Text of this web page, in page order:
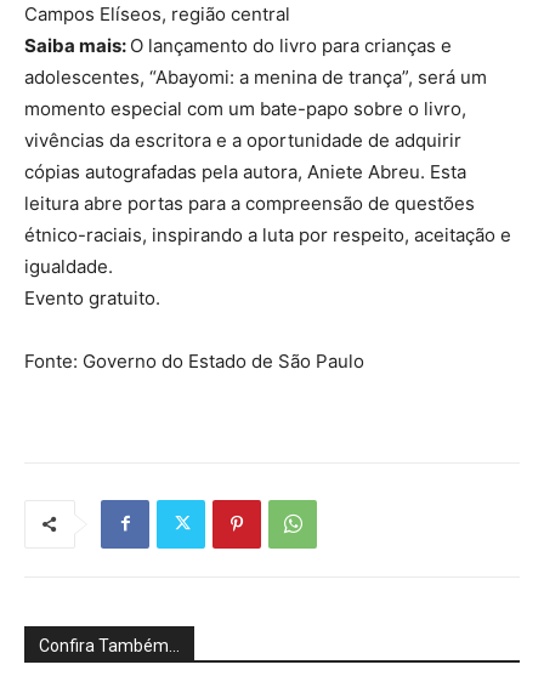
Campos Elíseos, região central
Saiba mais: O lançamento do livro para crianças e
adolescentes, “Abayomi: a menina de trança”, será um
momento especial com um bate-papo sobre o livro,
vivências da escritora e a oportunidade de adquirir
cópias autografadas pela autora, Aniete Abreu. Esta
leitura abre portas para a compreensão de questões
étnico-raciais, inspirando a luta por respeito, aceitação e
igualdade.
Evento gratuito.
Fonte: Governo do Estado de São Paulo
Confira Também...